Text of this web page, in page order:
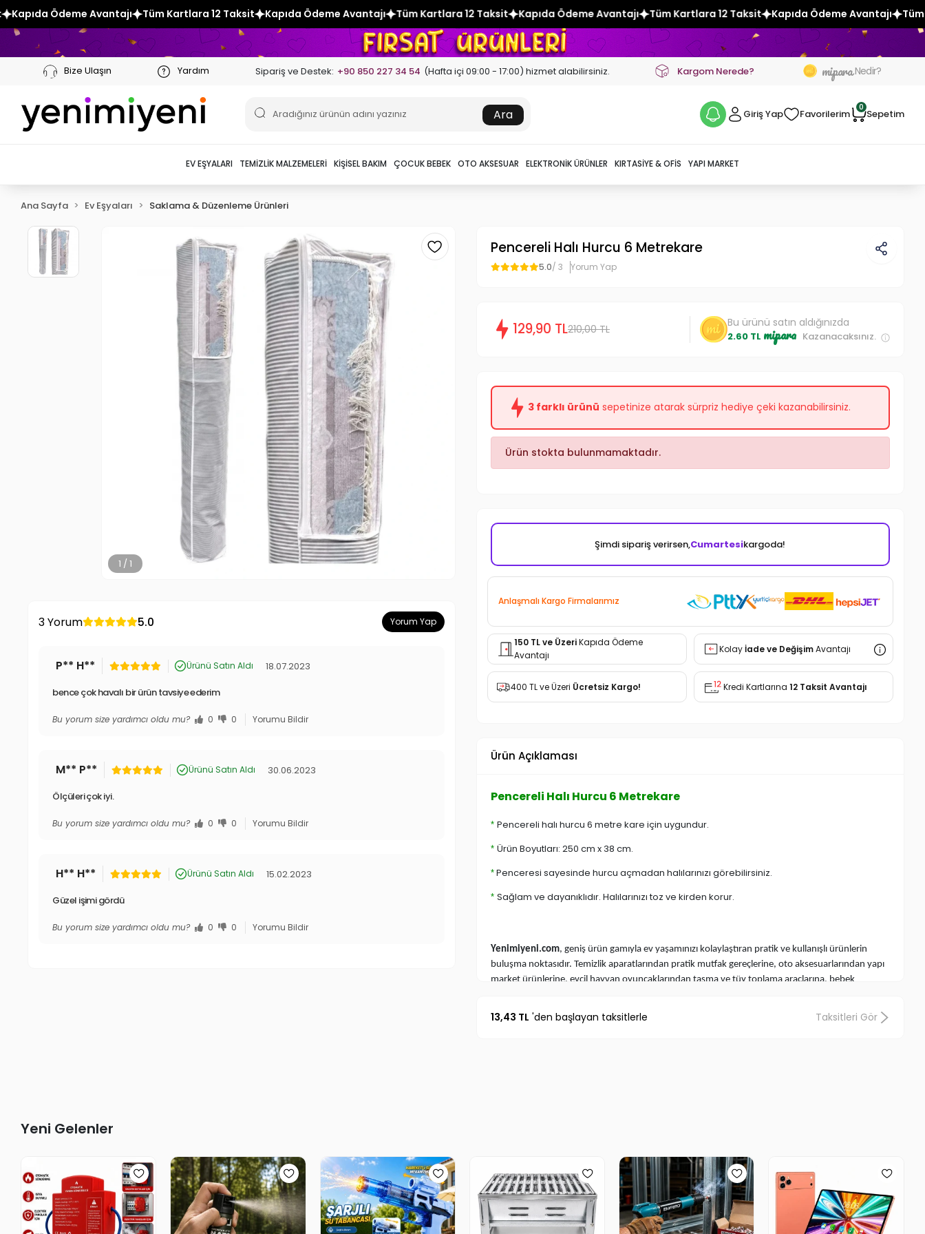
Tüm Kartlara 12 Taksit Kapıda Ödeme Avantajı Tüm Kartlara 12 Taksit Kapıda Ödeme Avantajı Tüm Kartlara 12 Taksit Kapıda Ödeme Avantajı Tüm Kartlara 12 Taksit
Bize Ulaşın Yardım Sipariş ve Destek: +90 850 227 34 54 (Hafta içi 09:00 - 17:00) hizmet alabilirsiniz. Kargom Nerede? mipara Nedir?
Ara Giriş Yap Favorilerim
0
Sepetim
EV EŞYALARI TEMIZLIK MALZEMELERI KIŞISEL BAKIM ÇOCUK BEBEK OTO AKSESUAR ELEKTRONIK ÜRÜNLER KIRTASIYE & OFIS YAPI MARKET
Ana Sayfa Ev Eşyaları Saklama & Düzenleme Ürünleri
1 / 1
3 Yorum 5.0 Yorum Yap
P** H** Ürünü Satın Aldı 18.07.2023
bence çok havalı bir ürün tavsiye ederim
Bu yorum size yardımcı oldu mu? 0 0 Yorumu Bildir
M** P** Ürünü Satın Aldı 30.06.2023
Ölçüleri çok iyi.
Bu yorum size yardımcı oldu mu? 0 0 Yorumu Bildir
H** H** Ürünü Satın Aldı 15.02.2023
Güzel işimi gördü
Bu yorum size yardımcı oldu mu? 0 0 Yorumu Bildir
Pencereli Halı Hurcu 6 Metrekare
5.0/ 3 Yorum Yap
129,90 TL210,00 TL Bu ürünü satın aldığınızda
2.60 TL mipara Kazanacaksınız.
3 farklı ürünü sepetinize atarak sürpriz hediye çeki kazanabilirsiniz.
Ürün stokta bulunmamaktadır.
Şimdi sipariş verirsen,Cumartesikargoda!
Anlaşmalı Kargo Firmalarımız
150 TL ve ÜzeriKapıda Ödeme
Avantajı
Kolayİade ve DeğişimAvantajı
400 TL ve Üzeri Ücretsiz Kargo! Kredi Kartlarına 12 Taksit Avantajı
Ürün Açıklaması
Pencereli Halı Hurcu 6 Metrekare
* Pencereli halı hurcu 6 metre kare için uygundur.
* Ürün Boyutları: 250 cm x 38 cm.
*Penceresi sayesinde hurcu açmadan halılarınızı görebilirsiniz.
* Sağlam ve dayanıklıdır. Halılarınızı toz ve kirden korur.
Yenimiyeni.com, geniş ürün gamıyla ev yaşamınızı kolaylaştıran pratik ve kullanışlı ürünlerin
buluşma noktasıdır. Temizlik aparatlarından pratik mutfak gereçlerine, oto aksesuarlarından yapı
market ürünlerine, evcil hayvan oyuncaklarından tasma ve tüy toplama araçlarına, bebek
bulabilirsiniz.
TV Ürünleri
, aradığınız fiyatlarla aynı çatı
13,43 TL 'den başlayan taksitlerle Taksitleri Gör
Yeni Gelenler